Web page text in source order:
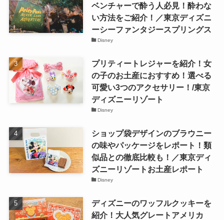
ベンチャーで酔う人必見！酔わな
い方法をご紹介！／東京ディズニ
ーシーファンタジースプリングス
Disney
プリティートレジャーを紹介！女
の子のお土産におすすめ！選べる
可愛い3つのアクセサリー！/東京
ディズニーリゾート
Disney
ショップ袋デザインのブラウニー
の味やパッケージをレポート！類
似品との徹底比較も！／東京ディ
ズニーリゾートお土産レポート
Disney
ディズニーのワッフルクッキーを
紹介！大人気グレートアメリカ